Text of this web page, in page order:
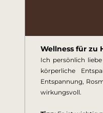
Wellness für zu
Ich persönlich
körperliche
Entspannung,
wirkungsvoll.